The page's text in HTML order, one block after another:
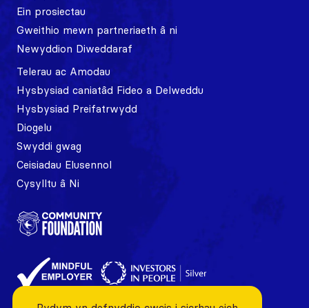
Ein prosiectau
Gweithio mewn partneriaeth â ni
Newyddion Diweddaraf
Telerau ac Amodau
Hysbysiad caniatâd Fideo a Delweddu
Hysbysiad Preifatrwydd
Diogelu
Swyddi gwag
Ceisiadau Elusennol
Cysylltu â Ni